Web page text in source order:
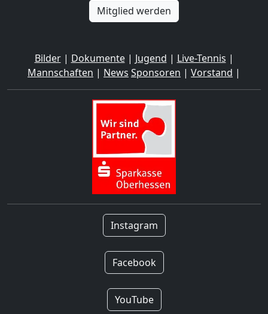
Mitglied werden
Bilder| Dokumente| Jugend | Live-Tennis |
Mannschaften | News Sponsoren | Vorstand |
Instagram
Facebook
YouTube